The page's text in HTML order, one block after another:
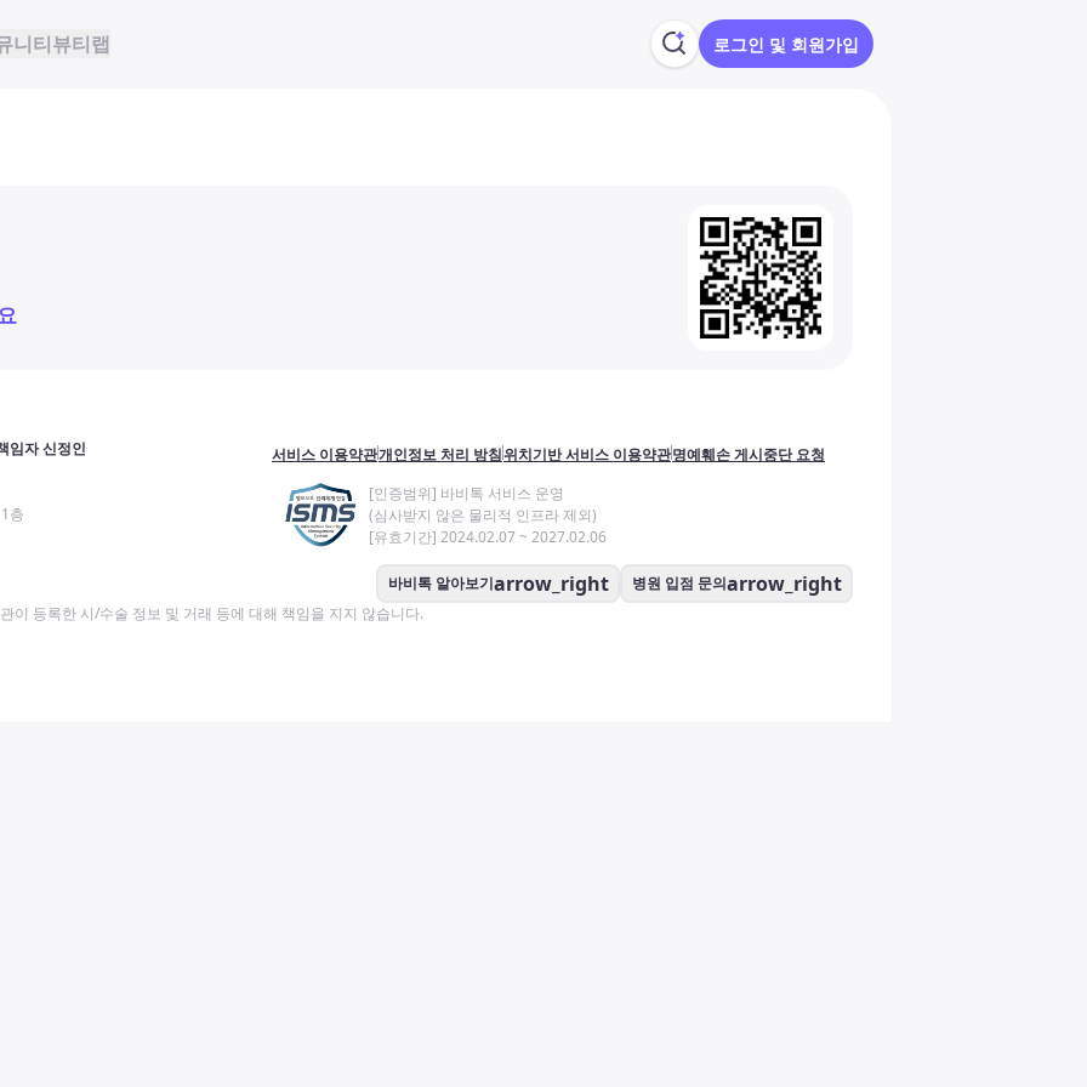
니티뷰티랩 로그인 및 회원가입
임자 신정인
층
서비스 이용약관개인정보 처리 방침위치기반 서비스 이용약관명예훼손 게시중단 요청
[인증범위] 바비톡 서비스 운영
(심사받지 않은 물리적 인프라 제외)
[유효기간] 2024.02.07 ~ 2027.02.06
바비톡 알아보기arrow_right 병원 입점 문의arrow_right
이 등록한 시/수술 정보 및 거래 등에 대해 책임을 지지 않습니다.